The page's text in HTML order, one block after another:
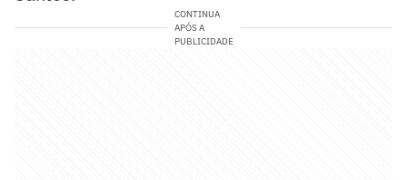
CONTINUA
APÓS A
PUBLICIDADE